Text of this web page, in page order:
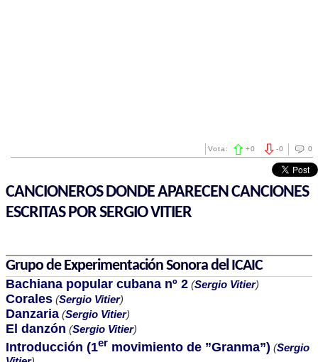
0
-0
Vota: +0
CANCIONEROS DONDE APARECEN CANCIONES
ESCRITAS POR SERGIO VITIER
Grupo de Experimentación Sonora del ICAIC
Bachiana popular cubana nº 2 (Sergio Vitier)
Corales (Sergio Vitier)
Danzaria (Sergio Vitier)
El danzón (Sergio Vitier)
Introducción (1er movimiento de ”Granma”) (Sergio